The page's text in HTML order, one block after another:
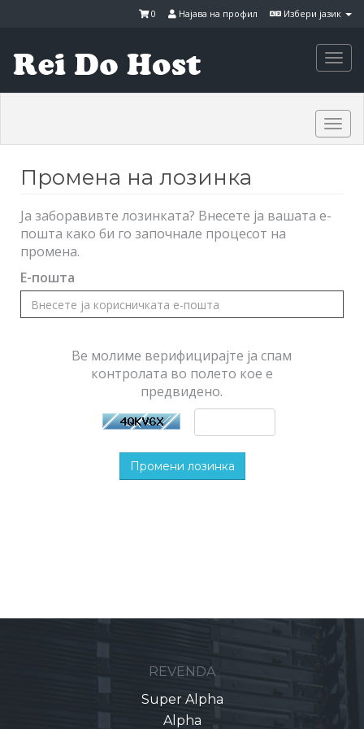
Избери јазик
Најава на профил
0
Промена на лозинка
Ја заборавивте лозинката? Внесете ја вашата е-
пошта како би го започнале процесот на
промена.
Е-пошта
Ве молиме верифицирајте ја спам
контролата во полето кое е
предвидено.
Промени лозинка
REVENDA
Super Alpha
Alpha